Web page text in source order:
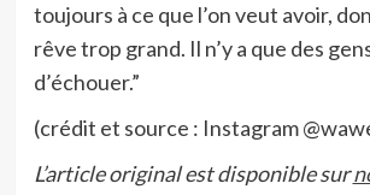
toujours à ce que l’on veut avoir,
rêve trop grand. Il n’y a que des
d’échouer.”
(crédit et source : Instagram
L’article original est disponible sur